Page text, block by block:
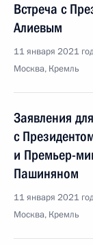
Встреча с
Алиевым
11 января 2021
Москва, Кремль
Заявления
с
и Премьер-
Пашиняном
11 января 2021
Москва, Кремль